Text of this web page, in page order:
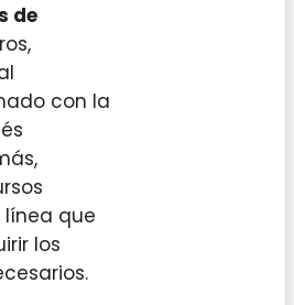
de
con la
línea que
los